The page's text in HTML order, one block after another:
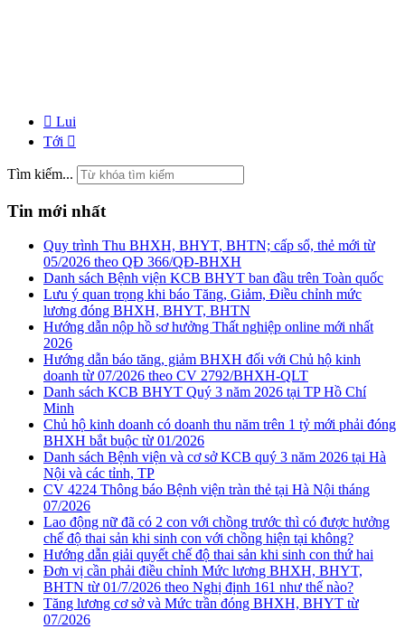
Lui
Tới
Tìm kiếm...
Tin mới nhất
Quy trình Thu BHXH, BHYT, BHTN; cấp sổ, thẻ mới từ
05/2026 theo QĐ 366/QĐ-BHXH
Danh sách Bệnh viện KCB BHYT ban đầu trên Toàn quốc
Lưu ý quan trọng khi báo Tăng, Giảm, Điều chỉnh mức
lương đóng BHXH, BHYT, BHTN
Hướng dẫn nộp hồ sơ hưởng Thất nghiệp online mới nhất
2026
Hướng dẫn báo tăng, giảm BHXH đối với Chủ hộ kinh
doanh từ 07/2026 theo CV 2792/BHXH-QLT
Danh sách KCB BHYT Quý 3 năm 2026 tại TP Hồ Chí
Minh
Chủ hộ kinh doanh có doanh thu năm trên 1 tỷ mới phải đóng
BHXH bắt buộc từ 01/2026
Danh sách Bệnh viện và cơ sở KCB quý 3 năm 2026 tại Hà
Nội và các tỉnh, TP
CV 4224 Thông báo Bệnh viện tràn thẻ tại Hà Nội tháng
07/2026
Lao động nữ đã có 2 con với chồng trước thì có được hưởng
chế độ thai sản khi sinh con với chồng hiện tại không?
Hướng dẫn giải quyết chế độ thai sản khi sinh con thứ hai
Đơn vị cần phải điều chỉnh Mức lương BHXH, BHYT,
BHTN từ 01/7/2026 theo Nghị định 161 như thế nào?
Tăng lương cơ sở và Mức trần đóng BHXH, BHYT từ
07/2026